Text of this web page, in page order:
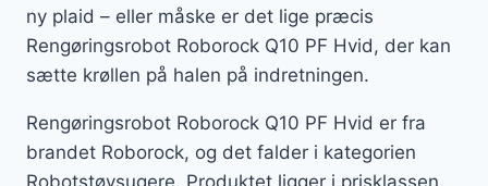
ny plaid – eller måske er det lige præcis
Rengøringsrobot Roborock Q10 PF Hvid, der kan
sætte krøllen på halen på indretningen.
Rengøringsrobot Roborock Q10 PF Hvid er fra
brandet Roborock, og det falder i kategorien